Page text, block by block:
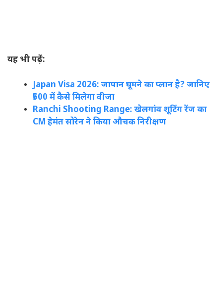
यह भी पढ़ें:
Japan Visa 2026: जापान घूमने का प्लान है? जानिए
₹500 में कैसे मिलेगा वीजा
Ranchi Shooting Range: खेलगांव शूटिंग रेंज का
CM हेमंत सोरेन ने किया औचक निरीक्षण